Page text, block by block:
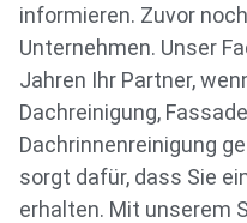
informieren. Zuvor
Unternehmen. Unser
Jahren Ihr Partner,
Dachreinigung,
Dachrinnenreinigung
sorgt dafür, dass Sie
erhalten. Mit unserem